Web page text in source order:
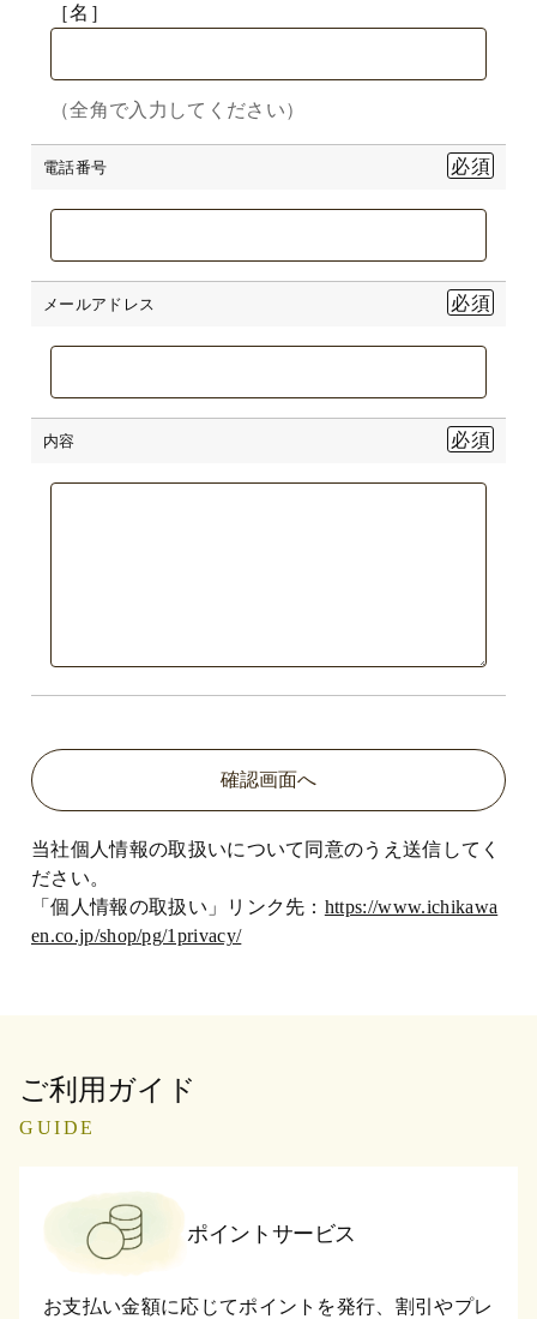
［名］
（全角で入力してください）
電話番号
メールアドレス
内容
当社個人情報の取扱いについて同意のうえ送信してく
ださい。
「個人情報の取扱い」リンク先： https://www.ichikawa
en.co.jp/shop/pg/1privacy/
ご利用ガイド
GUIDE
ポイントサービス
お支払い金額に応じてポイントを発行、割引やプレ